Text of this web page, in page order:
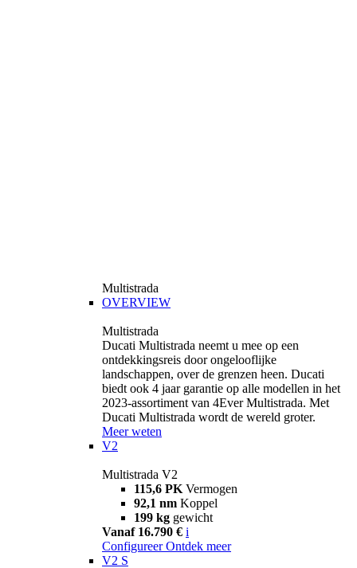
Multistrada
OVERVIEW
Multistrada
Ducati Multistrada neemt u mee op een
ontdekkingsreis door ongelooflijke
landschappen, over de grenzen heen. Ducati
biedt ook 4 jaar garantie op alle modellen in het
2023-assortiment van 4Ever Multistrada. Met
Ducati Multistrada wordt de wereld groter.
Meer weten
V2
Multistrada V2
115,6 PK Vermogen
92,1 nm Koppel
199 kg gewicht
Vanaf 16.790 € i
Configureer Ontdek meer
V2 S